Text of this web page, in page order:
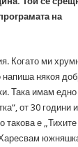
на
Когато ми
напиша някоя
Така имам едно
от 30 години
такова е „Тихите